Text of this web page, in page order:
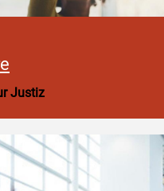
Justiz